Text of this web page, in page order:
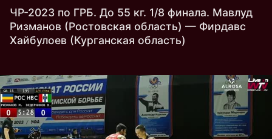
ЧР-2023 по ГРБ. До 55 кг. 1/8 финала. Мавлуд
Ризманов (Ростовская область) — Фирдавс
Хайбулоев (Курганская область)